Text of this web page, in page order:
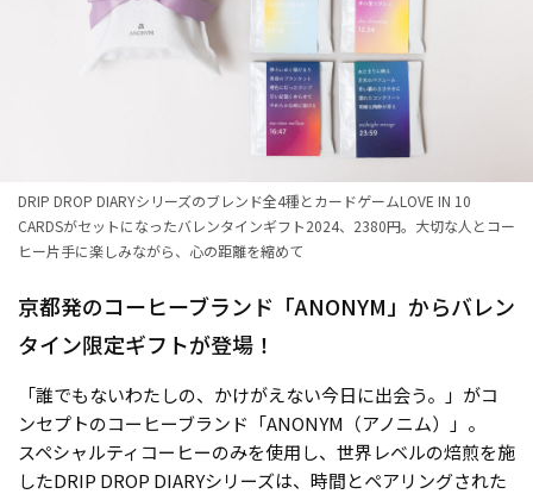
DRIP DROP DIARYシリーズのブレンド全4種とカードゲームLOVE IN 10
CARDSがセットになったバレンタインギフト2024、2380円。大切な人とコー
ヒー片手に楽しみながら、心の距離を縮めて
京都発のコーヒーブランド「ANONYM」からバレン
タイン限定ギフトが登場！
「誰でもないわたしの、かけがえない今日に出会う。」がコ
ンセプトのコーヒーブランド「ANONYM（アノニム）」。
スペシャルティコーヒーのみを使用し、世界レベルの焙煎を施
したDRIP DROP DIARYシリーズは、時間とペアリングされた